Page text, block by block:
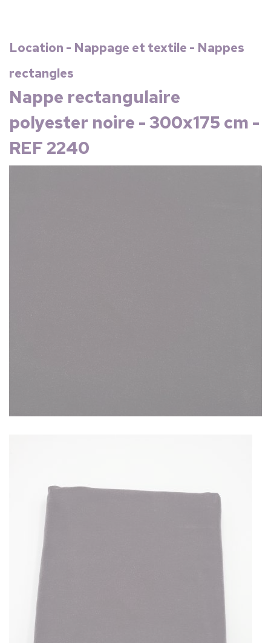
Location - Nappage et textile - Nappes
rectangles
Nappe rectangulaire
polyester noire - 300x175 cm -
REF 2240